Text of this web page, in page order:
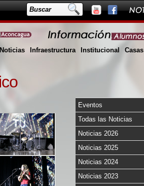
Noticias Infraestructura Institucional Casas
Eventos
Todas las Noticias
Noticias 2026
Noticias 2025
Noticias 2024
Noticias 2023